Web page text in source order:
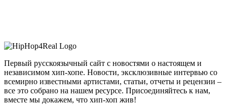
Первый русскоязычный сайт с новостями о настоящем и
независимом хип-хопе. Новости, эксклюзивные интервью со
всемирно известными артистами, статьи, отчеты и рецензии –
все это собрано на нашем ресурсе. Присоединяйтесь к нам,
вместе мы докажем, что хип-хоп жив!